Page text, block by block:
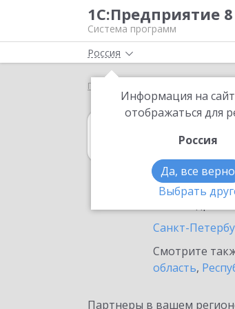
1С:Предприятие 8
Система программ
Россия
Информация на
отображаться для
Россия
Да, все верно
Выбрать
Главная
в
Санкт-
Смотрите
область,
Партнеры в вашем